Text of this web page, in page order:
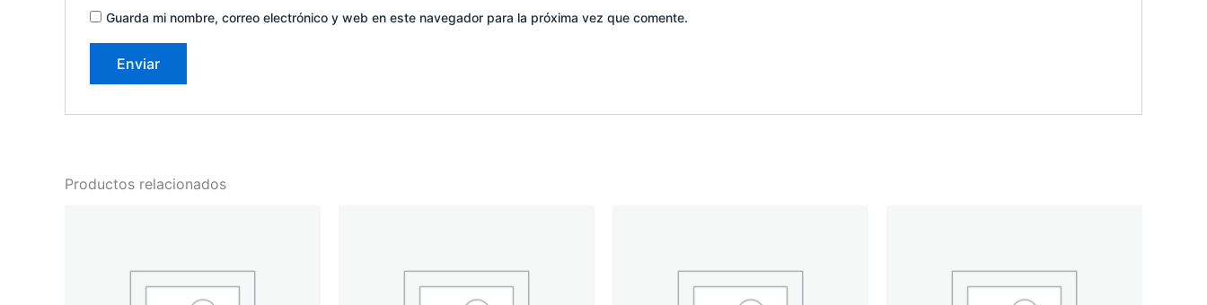
Guarda mi nombre, correo electrónico y web en este navegador para la próxima vez que comente.
Productos relacionados